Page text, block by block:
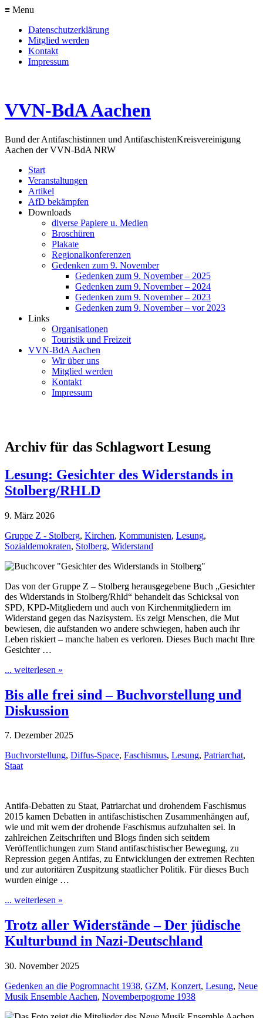
≡ Menu
Datenschutzerklärung
Mitglied werden
Kontakt
Impressum
VVN-BdA Aachen
Bund der Antifaschistinnen und AntifaschistenKreisvereinigung
Aachen der VVN-BdA NRW
Start
Veranstaltungen
Artikel
AfD bekämpfen
Downloads
diverse Papiere u. Medien
Broschüren
Plakate
Regionalkonferenzen
Gedenken zum 9. November
Gedenken zum 9. November – 2025
Gedenken zum 9. November – 2024
Gedenken zum 9. November – 2023
Gedenken zum 9. November – vor 2023
Links
Organisationen
Touristik und Freizeit
VVN-BdA Aachen
Wir über uns
Mitglied werden
Kontakt
Impressum
Archiv für das Schlagwort Lesung
Lesung: Gesichter des Widerstands in
Stolberg/RHLD
9. März 2026
Gruppe Z - Stolberg, Kirchen, Kommunisten, Lesung,
Sozialdemokraten, Stolberg, Widerstand
Das von der Gruppe Z – Stolberg herausgegebene Buch „Gesichter
des Widerstands in Stolberg/Rhld“ behandelt das Schicksal von
SPD, KPD-Mitgliedern und auch von Kirchenmitgliedern im
Widerstand gegen das Nazisystem. Es zeigt Menschen, die Mut
bewiesen, die aufstanden wo andere schwiegen, haben auch ihr
Leben riskiert – manche haben es verloren. Dieses Buch macht Ihre
Gesichter …
... weiterlesen »
Bis alle frei sind – Buchvorstellung und
Diskussion
7. Dezember 2025
Buchvorstellung, Diffus-Space, Faschismus, Lesung, Patriarchat,
Staat
Antifa-Debatten zu Staat, Patriarchat und drohendem Faschismus
2015 kamen Debatten in antifaschistischen Zusammenhängen auf,
wie und mit wem der drohende Faschismus aufzuhalten sei. In
zahlreichen Zeitschriften und Blogs finden sich seitdem
Veröffentlichungen zum Stand antifaschistischer Bewegung, zu
Repression gegen Antifas, zu Entwicklungen der extremen Rechten
und zur autoritären Zuspitzung staatlicher Politik. Für dieses Buch
wurden einige …
... weiterlesen »
Trotz aller Widerstände – Der jüdische
Kulturbund in Nazi-Deutschland
30. November 2025
Gedenken an die Pogromnacht 1938, GZM, Konzert, Lesung, Neue
Musik Ensemble Aachen, Novemberpogrome 1938